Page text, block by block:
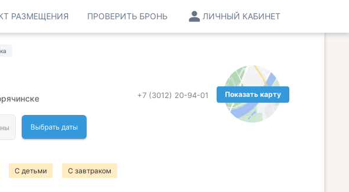
ЛИЧНЫЙ КАБИНЕТ
ПРОВЕРИТЬ БРОНЬ
РАЗМЕЩЕНИЯ
Показать карту
+7 (3012) 20-94-01
Выбрать даты
С детьми С завтраком